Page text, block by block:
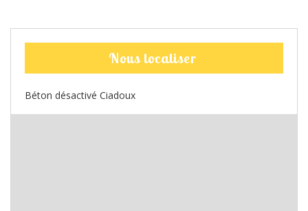
Nous localiser
Béton désactivé Ciadoux